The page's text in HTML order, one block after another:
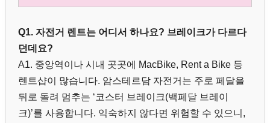
Q1. 자전거 렌트는 어디서 하나요? 브레이크가 다르다
던데요?
A1. 중앙역이나 시내 곳곳에 MacBike, Rent a Bike 등
렌트샵이 많습니다. 암스테르담 자전거는 주로 페달을
뒤로 돌려 멈추는 ‘코스터 브레이크(백페달 브레이
크)’를 사용합니다. 익숙하지 않다면 위험할 수 있으니,